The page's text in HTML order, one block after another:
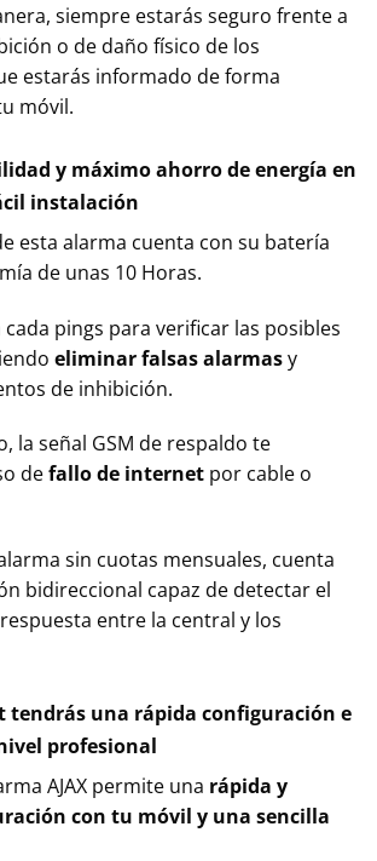
siempre estarás seguro frente a
o de daño físico de los
estarás informado de forma
móvil.
y máximo ahorro de energía en
instalación
esta alarma cuenta con su batería
de unas 10 Horas.
cada pings para verificar las posibles
eliminar falsas alarmasy
de inhibición.
la señal GSM de respaldo te
defallo de internet por cable o
sin cuotas mensuales, cuenta
bidireccional capaz de detectar el
entre la central y los
tendrás una rápida configuración e
profesional
AJAX permite una rápida y
con tu móvil y una sencilla